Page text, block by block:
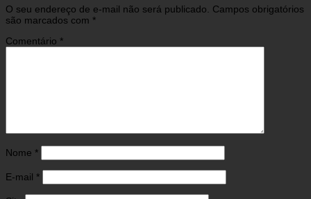
O seu endereço de e-mail não será publicado. Campos obrigatórios
são marcados com *
Comentário *
Nome *
E-mail *